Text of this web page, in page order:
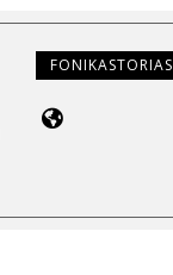
FONIKASTORIAS